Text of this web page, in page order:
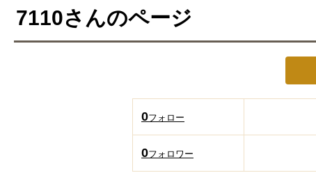
7110さんのページ
0フォロー
0フォロワー